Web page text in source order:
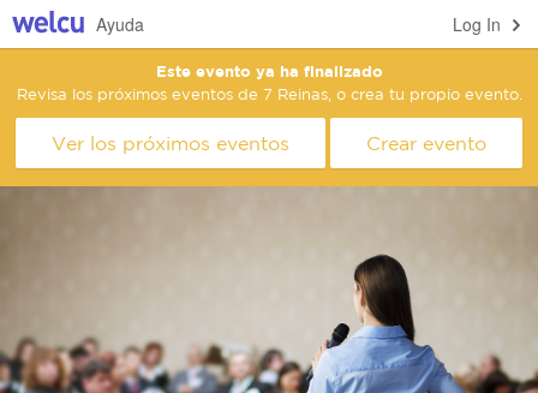
Log In
Ayuda
Este evento ya ha finalizado
Revisa los próximos eventos de 7 Reinas, o crea tu propio evento.
Ver los próximos eventos Crear evento